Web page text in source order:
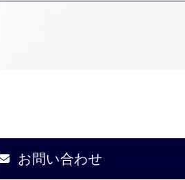
お問い合わせ